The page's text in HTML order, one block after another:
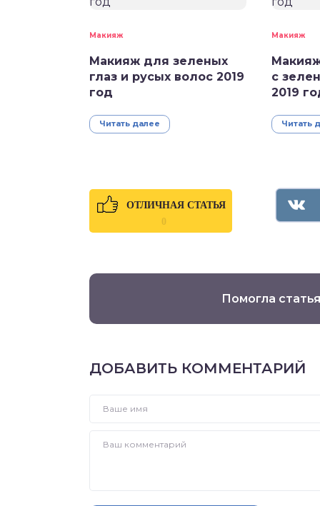
Макияж
Макияж для зеленых
глаз и русых волос 2019
год
Читать далее
Макияж
с
2019
Читать
ОТЛИЧНАЯ СТАТЬЯ
0
Помогла
ДОБАВИТЬ КОММЕНТАРИЙ